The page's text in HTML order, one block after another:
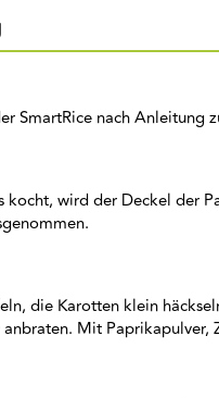
SmartRice nach Anleitung
kocht, wird der Deckel der
die Karotten klein
anbraten. Mit